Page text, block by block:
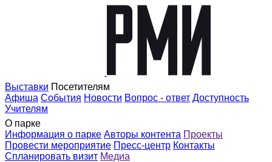
Выставки Посетителям
Афиша События Новости Вопрос - ответ Доступность
Учителям
О парке
Информация о парке Авторы контента Проекты
Провести мероприятие Пресс-центр Контакты
Спланировать визит Медиа